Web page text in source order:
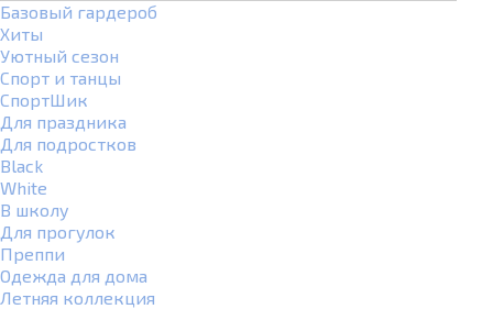
Базовый гардероб
Хиты
Уютный сезон
Спорт и танцы
СпортШик
Для праздника
Для подростков
Black
White
В школу
Для прогулок
Преппи
Одежда для дома
Летняя коллекция